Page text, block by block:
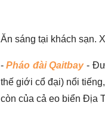
Ăn sáng tại khách sạn.
-Pháo đài Qaitbay-
thế giới cổ đại) nổi
còn của cả eo biển Địa